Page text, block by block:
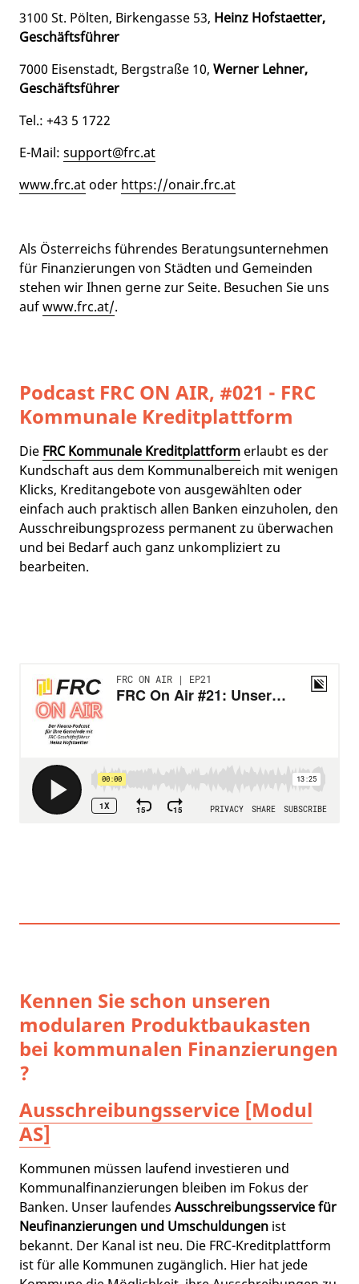
3100 St. Pölten, Birkengasse 53, Heinz Hofstaetter,
Geschäftsführer
7000 Eisenstadt, Bergstraße 10, Werner Lehner,
Geschäftsführer
Tel.: +43 5 1722
E-Mail: support@frc.at
www.frc.at oder https://onair.frc.at
Als Österreichs führendes Beratungsunternehmen
für Finanzierungen von Städten und Gemeinden
stehen wir Ihnen gerne zur Seite. Besuchen Sie uns
aufwww.frc.at/.
Podcast FRC ON AIR, #021 - FRC
Kommunale Kreditplattform
Die FRC Kommunale Kreditplattform erlaubt es der
Kundschaft aus dem Kommunalbereich mit wenigen
Klicks, Kreditangebote von ausgewählten oder
einfach auch praktisch allen Banken einzuholen, den
Ausschreibungsprozess permanent zu überwachen
und bei Bedarf auch ganz unkompliziert zu
bearbeiten.
Kennen Sie schon unseren
modularen Produktbaukasten
bei kommunalen Finanzierungen
?
Ausschreibungsservice [Modul
AS]
Kommunen müssen laufend investieren und
Kommunalfinanzierungen bleiben im Fokus der
Banken. Unser laufendes Ausschreibungsservice für
Neufinanzierungen und Umschuldungen ist
bekannt. Der Kanal ist neu. Die FRC-Kreditplattform
ist für alle Kommunen zugänglich. Hier hat jede